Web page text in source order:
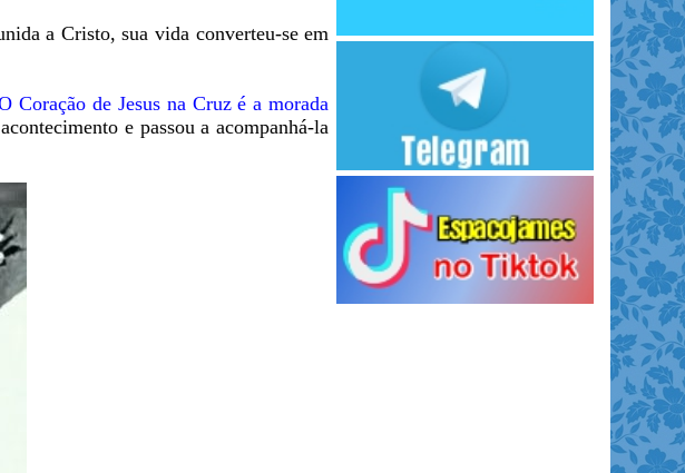
a Cristo, sua vida converteu-se em
Coração de Jesus na Cruz é a morada
e passou a acompanhá-la